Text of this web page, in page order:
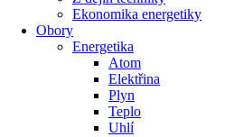
Ekonomika energetiky
Obory
Energetika
Atom
Elektřina
Plyn
Teplo
Uhlí